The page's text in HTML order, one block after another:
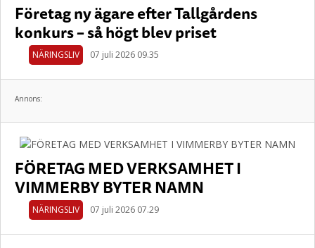
Företag ny ägare efter Tallgårdens
konkurs – så högt blev priset
NÄRINGSLIV 07 juli 2026 09.35
Annons:
FÖRETAG MED VERKSAMHET I
VIMMERBY BYTER NAMN
NÄRINGSLIV 07 juli 2026 07.29